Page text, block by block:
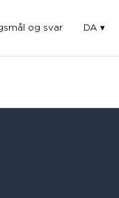
og svar DA